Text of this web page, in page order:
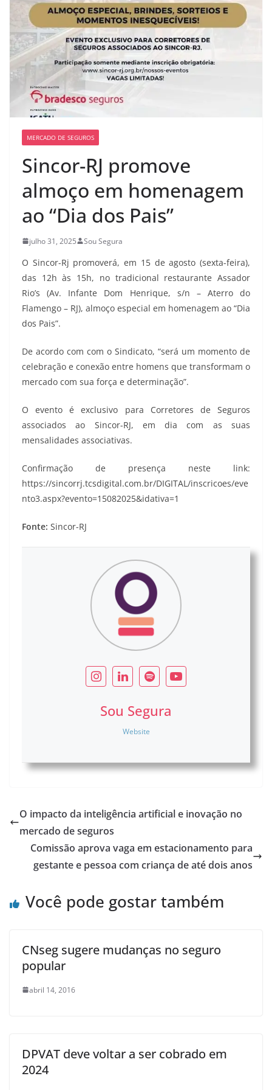
MERCADO DE SEGUROS
Sincor-RJ promove
almoço em homenagem
ao “Dia dos Pais”
julho 31, 2025 Sou Segura
O Sincor-Rj promoverá, em 15 de agosto (sexta-feira),
das 12h às 15h, no tradicional restaurante Assador
Rio’s (Av. Infante Dom Henrique, s/n – Aterro do
Flamengo – RJ), almoço especial em homenagem ao “Dia
dos Pais”.
De acordo com com o Sindicato, “será um momento de
celebração e conexão entre homens que transformam o
mercado com sua força e determinação”.
O evento é exclusivo para Corretores de Seguros
associados ao Sincor-RJ, em dia com as suas
mensalidades associativas.
Confirmação de presença neste link:
https://sincorrj.tcsdigital.com.br/DIGITAL/inscricoes/eve
nto3.aspx?evento=15082025&idativa=1
Fonte: Sincor-RJ
Sou Segura
Website
O impacto da inteligência artificial e inovação no
mercado de seguros
Comissão aprova vaga em estacionamento para
gestante e pessoa com criança de até dois anos
Você pode gostar também
CNseg sugere mudanças no seguro
popular
abril 14, 2016
DPVAT deve voltar a ser cobrado em
2024